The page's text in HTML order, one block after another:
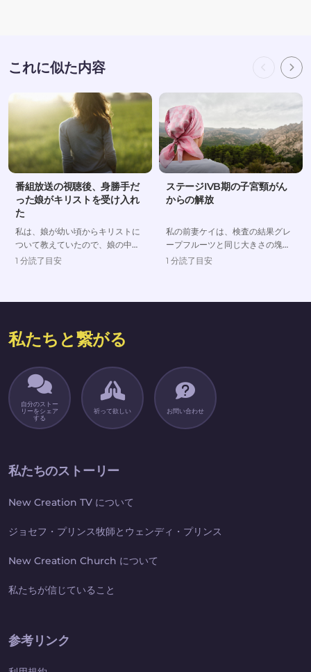
これに似た内容
番組放送の視聴後、身勝手だ
った娘がキリストを受け入れ
た
私は、娘が幼い頃からキリストに
ついて教えていたので、娘の中に
はキリストの土台がありました。
1 分読了目安
ステージIVB期の子宮頸がん
からの解放
私の前妻ケイは、検査の結果グレ
ープフルーツと同じ大きさの塊が
体内に見つかり、ステージIVB期
1 分読了目安
私たちと繋がる
自分のストー
リーをシェア
する
祈って欲しい お問い合わせ
私たちのストーリー
New Creation TV について
ジョセフ・プリンス牧師とウェンディ・プリンス
New Creation Church について
私たちが信じていること
参考リンク